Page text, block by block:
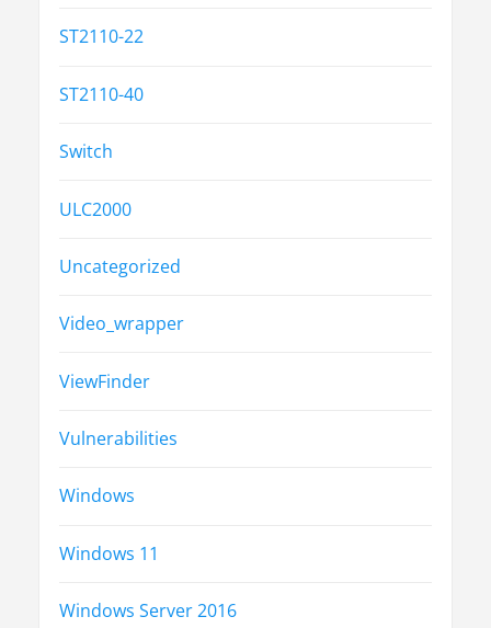
ST2110-22
ST2110-40
Switch
ULC2000
Uncategorized
Video_wrapper
ViewFinder
Vulnerabilities
Windows
Windows 11
Windows Server 2016